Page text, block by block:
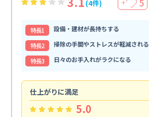
(4件) ＋ 5
特⻑1
設備・建材が長持ちする
特⻑2
掃除の手間やストレスが軽減される
特⻑3
日々のお手入れがラクになる
仕上がりに満足
5.0